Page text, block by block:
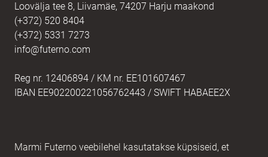
Marmi Futerno veebilehel kasutatakse küpsiseid, et
Sõnum
Loovälja tee 8, Liivamäe, 74207 Harju maakond
(+372) 520 8404
(+372) 5331 7273
info@futerno.com
Reg nr. 12406894 / KM nr. EE101607467
IBAN EE902200221056762443 / SWIFT HABAEE2X